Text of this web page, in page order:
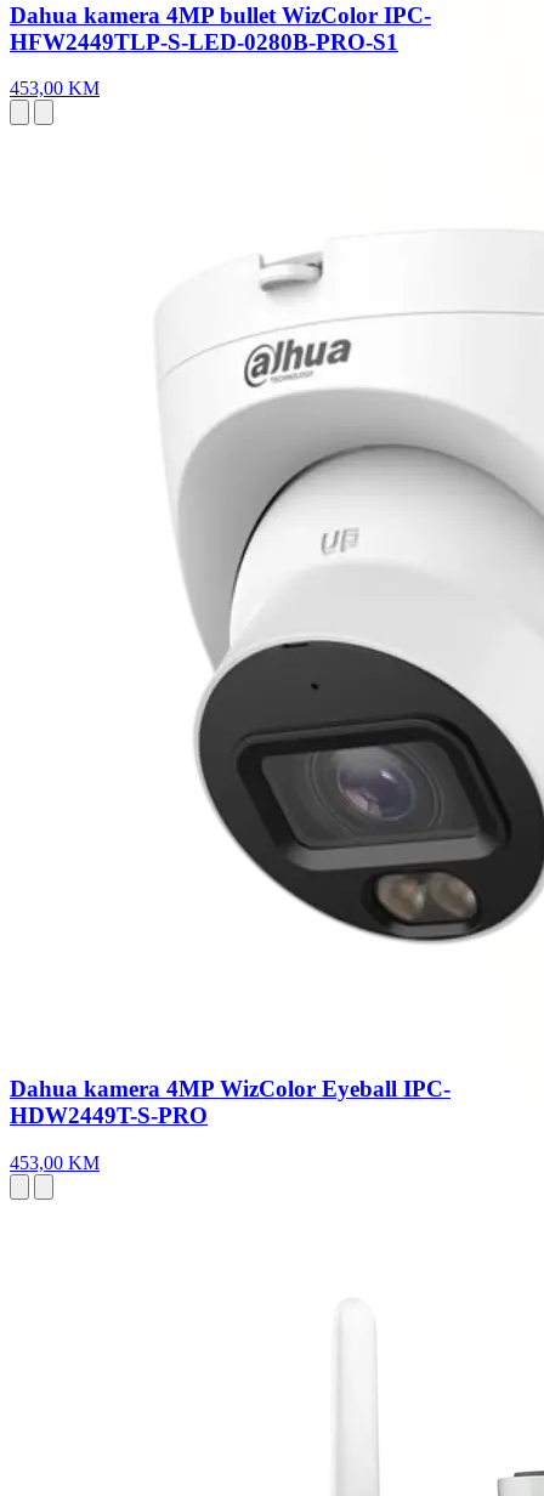
Dahua kamera 4MP bullet WizColor IPC-
HFW2449TLP-S-LED-0280B-PRO-S1
453,00 KM
Dahua kamera 4MP WizColor Eyeball IPC-
HDW2449T-S-PRO
453,00 KM